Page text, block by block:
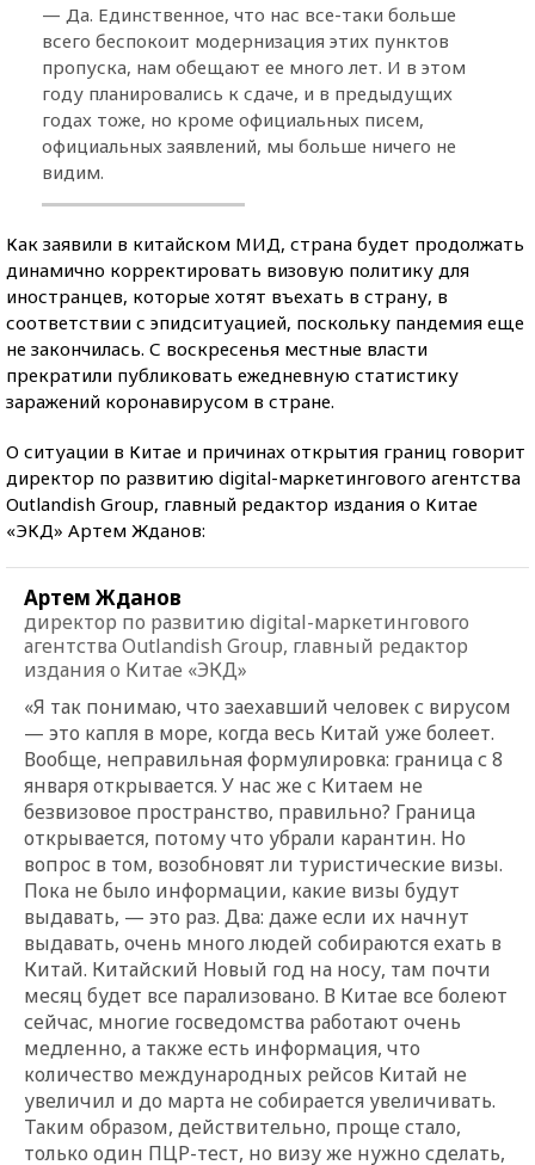
— Да. Единственное, что нас все-таки больше
всего беспокоит модернизация этих пунктов
пропуска, нам обещают ее много лет. И в этом
году планировались к сдаче, и в предыдущих
годах тоже, но кроме официальных писем,
официальных заявлений, мы больше ничего не
видим.
Как заявили в китайском МИД, страна будет продолжать
динамично корректировать визовую политику для
иностранцев, которые хотят въехать в страну, в
соответствии с эпидситуацией, поскольку пандемия еще
не закончилась. С воскресенья местные власти
прекратили публиковать ежедневную статистику
заражений коронавирусом в стране.
О ситуации в Китае и причинах открытия границ говорит
директор по развитию digital-маркетингового агентства
Outlandish Group, главный редактор издания о Китае
«ЭКД» Артем Жданов:
Артем Жданов
директор по развитию digital-маркетингового
агентства Outlandish Group, главный редактор
издания о Китае «ЭКД»
«Я так понимаю, что заехавший человек с вирусом
— это капля в море, когда весь Китай уже болеет.
Вообще, неправильная формулировка: граница с 8
января открывается. У нас же с Китаем не
безвизовое пространство, правильно? Граница
открывается, потому что убрали карантин. Но
вопрос в том, возобновят ли туристические визы.
Пока не было информации, какие визы будут
выдавать, — это раз. Два: даже если их начнут
выдавать, очень много людей собираются ехать в
Китай. Китайский Новый год на носу, там почти
месяц будет все парализовано. В Китае все болеют
сейчас, многие госведомства работают очень
медленно, а также есть информация, что
количество международных рейсов Китай не
увеличил и до марта не собирается увеличивать.
Таким образом, действительно, проще стало,
только один ПЦР-тест, но визу же нужно сделать,